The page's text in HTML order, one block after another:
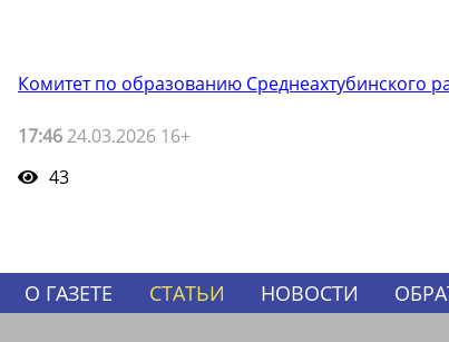
Комитет по образованию Среднеахтубинского
17:46 24.03.2026 16+
43
О ГАЗЕТЕ СТАТЬИ НОВОСТИ